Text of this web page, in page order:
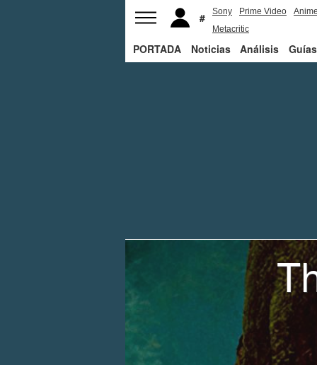
Sony Prime Video
Metacritic
PORTADA Noticias Análisis Guías